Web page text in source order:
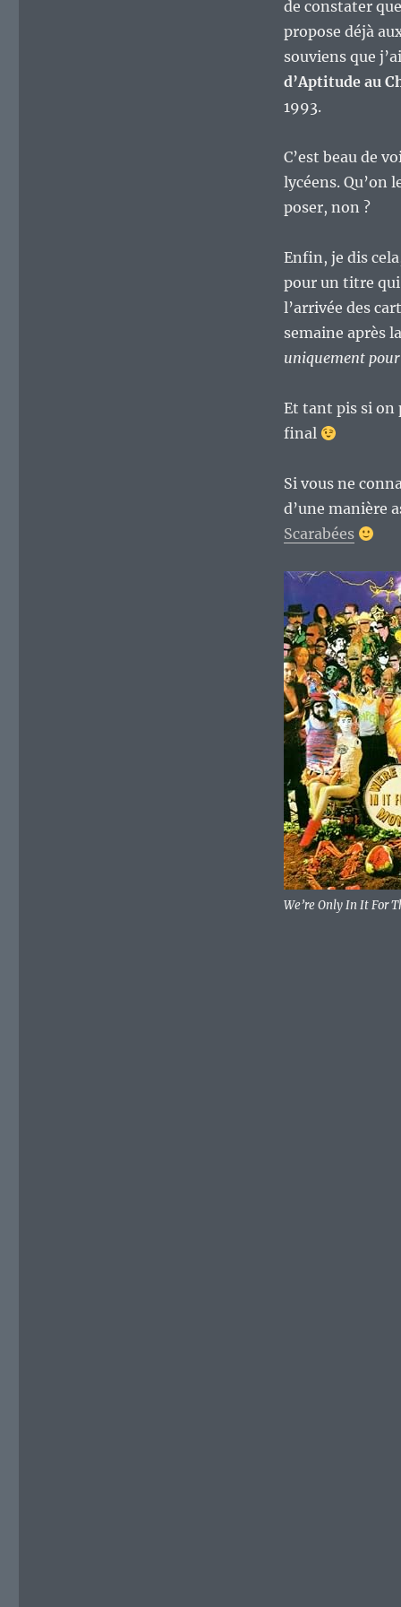
de constater
propose déjà
souviens que
d’Aptitude au
1993.
C’est beau de
lycéens. Qu’on
poser, non ?
Enfin, je dis
pour un titre
l’arrivée des
semaine après
uniquement
Et tant pis si on
final
Si vous ne
d’une manière
Scarabées
We’re Only In It For